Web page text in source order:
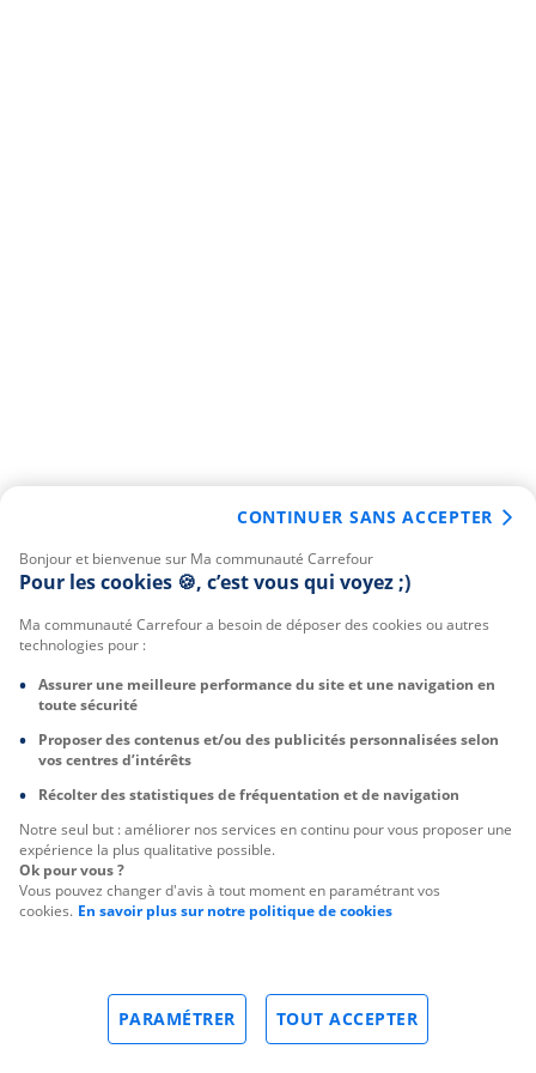
Bonjour et bienvenue sur Ma communauté Carrefour
Pour les cookies 🍪, c’est vous qui voyez ;)
Ma communauté Carrefour a besoin de déposer des cookies ou autres
technologies pour :
Assurer une meilleure performance du site et une navigation en
toute sécurité
Proposer des contenus et/ou des publicités personnalisées selon
vos centres d’intérêts
Récolter des statistiques de fréquentation et de navigation
Notre seul but : améliorer nos services en continu pour vous proposer une
expérience la plus qualitative possible.
Ok pour vous ?
Vous pouvez changer d'avis à tout moment en paramétrant vos
cookies. En savoir plus sur notre politique de cookies
TOUT ACCEPTER
PARAMÉTRER
CONTINUER SANS ACCEPTER